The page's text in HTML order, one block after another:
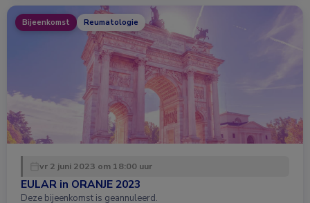
Bijeenkomst Reumatologie
vr 2 juni 2023 om 18:00 uur
EULAR in ORANJE 2023
Deze bijeenkomst is geannuleerd.